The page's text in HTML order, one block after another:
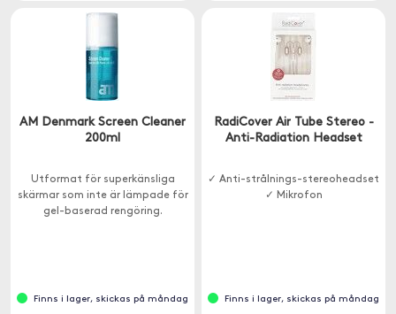
AM Denmark Screen Cleaner
200ml
Utformat för superkänsliga
skärmar som inte är lämpade för
gel-baserad rengöring.
Finns i lager, skickas på måndag
RadiCover Air Tube Stereo -
Anti-Radiation Headset
✓ Anti-strålnings-stereoheadset
✓ Mikrofon
Finns i lager, skickas på måndag